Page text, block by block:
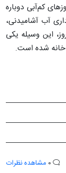
کم‌آبی دوباره
آب آشامیدنی،
این وسیله یکی
خانه شده است.
مشاهده نظرات